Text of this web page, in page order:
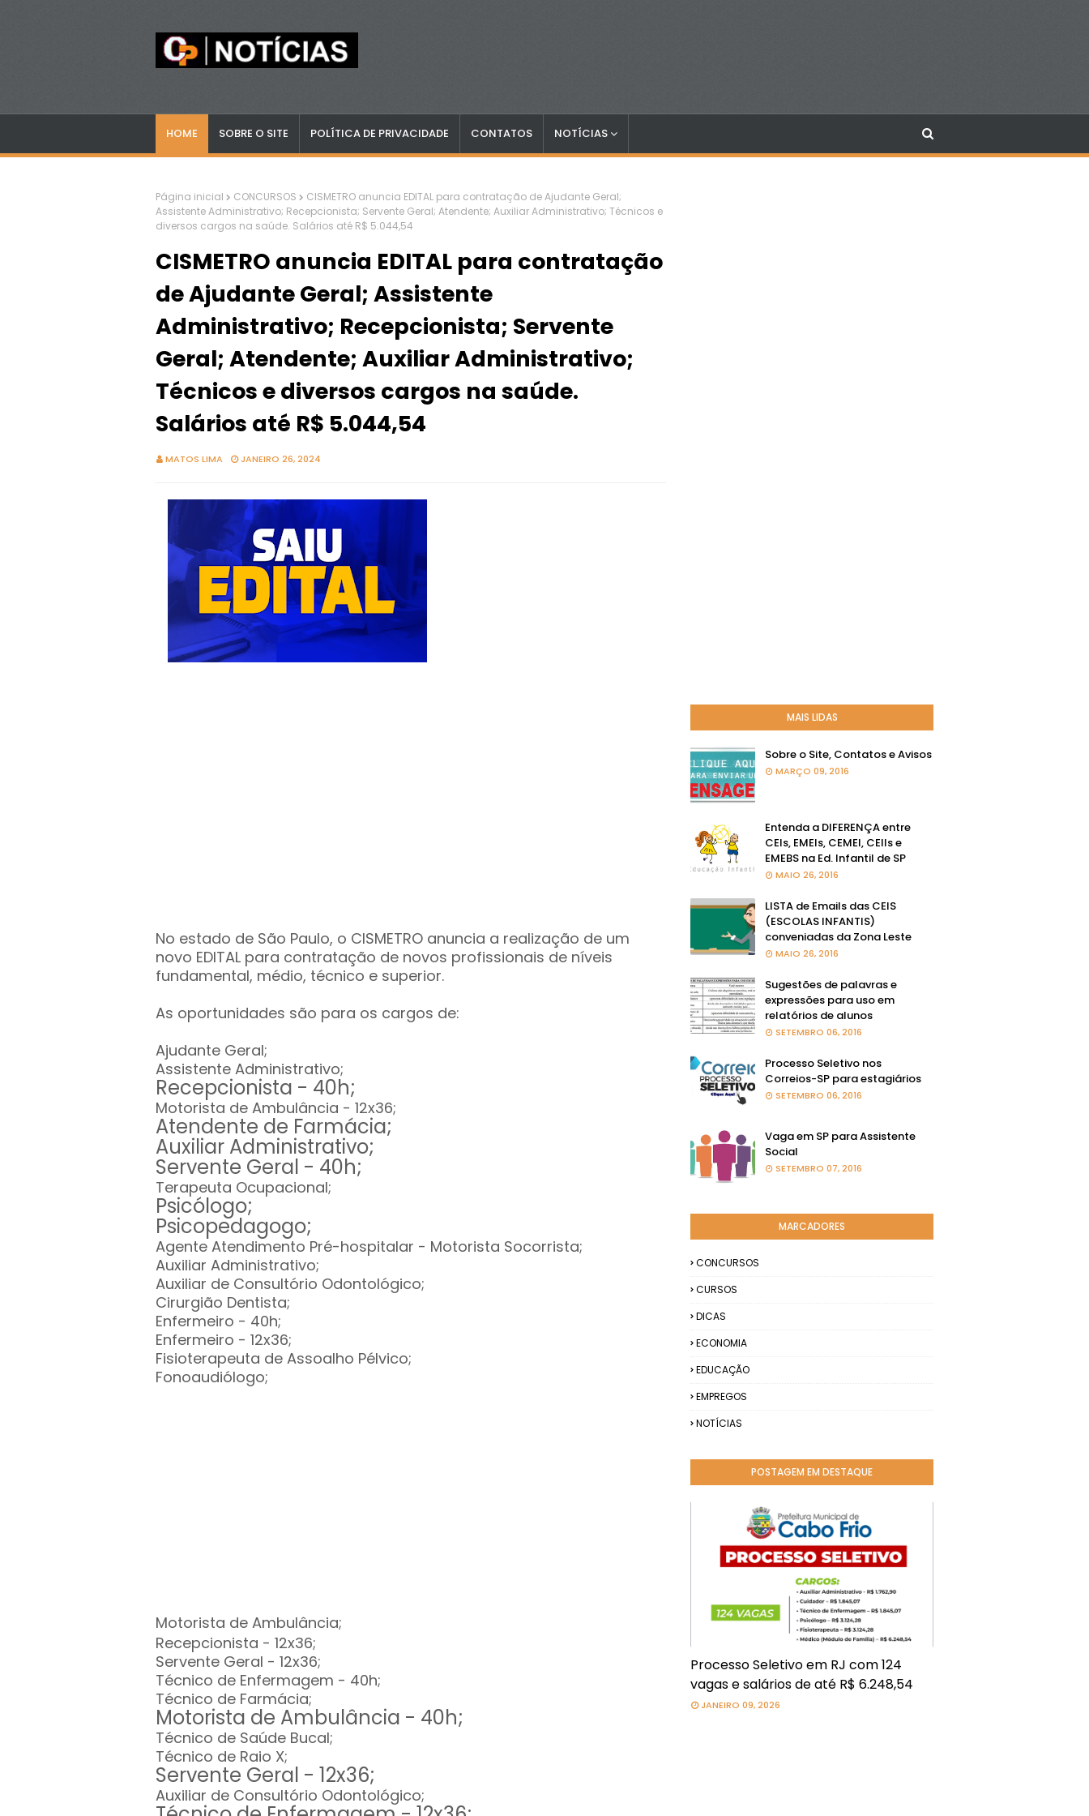
HOME SOBRE O SITE POLÍTICA DE PRIVACIDADE CONTATOS NOTÍCIAS
Página inicial CONCURSOS
CISMETRO anuncia EDITAL para contratação de Ajudante Geral;
Assistente Administrativo; Recepcionista; Servente Geral; Atendente; Auxiliar Administrativo; Técnicos e
diversos cargos na saúde. Salários até R$ 5.044,54
CISMETRO anuncia EDITAL para contratação
de Ajudante Geral; Assistente
Administrativo; Recepcionista; Servente
Geral; Atendente; Auxiliar Administrativo;
Técnicos e diversos cargos na saúde.
Salários até R$ 5.044,54
MATOS LIMA JANEIRO 26, 2024
No estado de São Paulo, o CISMETRO anuncia a realização de um
novo EDITAL para contratação de novos profissionais de níveis
fundamental, médio, técnico e superior.
As oportunidades são para os cargos de:
Ajudante Geral;
Assistente Administrativo;
Recepcionista - 40h;
Motorista de Ambulância - 12x36;
Atendente de Farmácia;
Auxiliar Administrativo;
Servente Geral - 40h;
Terapeuta Ocupacional;
Psicólogo;
Psicopedagogo;
Agente Atendimento Pré-hospitalar - Motorista Socorrista;
Auxiliar Administrativo;
Auxiliar de Consultório Odontológico;
Cirurgião Dentista;
Enfermeiro - 40h;
Enfermeiro - 12x36;
Fisioterapeuta de Assoalho Pélvico;
Fonoaudiólogo;
Motorista de Ambulância;
Recepcionista - 12x36;
Servente Geral - 12x36;
Técnico de Enfermagem - 40h;
Técnico de Farmácia;
Motorista de Ambulância - 40h;
Técnico de Saúde Bucal;
Técnico de Raio X;
Servente Geral - 12x36;
Auxiliar de Consultório Odontológico;
MAIS LIDAS
Sobre o Site, Contatos e Avisos
MARÇO 09, 2016
Entenda a DIFERENÇA entre
CEIs, EMEIs, CEMEI, CEIIs e
EMEBS na Ed. Infantil de SP
MAIO 26, 2016
LISTA de Emails das CEIS
(ESCOLAS INFANTIS)
conveniadas da Zona Leste
MAIO 26, 2016
Sugestões de palavras e
expressões para uso em
relatórios de alunos
SETEMBRO 06, 2016
Processo Seletivo nos
Correios-SP para estagiários
SETEMBRO 06, 2016
Vaga em SP para Assistente
Social
SETEMBRO 07, 2016
MARCADORES
CONCURSOS
CURSOS
DICAS
ECONOMIA
EDUCAÇÃO
EMPREGOS
NOTÍCIAS
POSTAGEM EM DESTAQUE
Processo Seletivo em RJ com 124
vagas e salários de até R$ 6.248,54
JANEIRO 09, 2026